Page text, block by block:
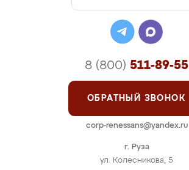
г. Руза
ул. Колесникова, 5
8 (800) 511-89-55
ОБРАТНЫЙ ЗВОНОК
corp-renessans@yandex.ru